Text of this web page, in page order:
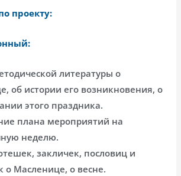
проекту:
литературы о
об истории его возникновения, о
этого праздника.
плана мероприятий на
неделю.
закличек, пословиц и
о Масленице, о весне.